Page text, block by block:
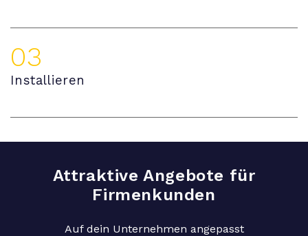
03
Installieren
Attraktive Angebote für
Firmenkunden
Auf dein Unternehmen angepasst